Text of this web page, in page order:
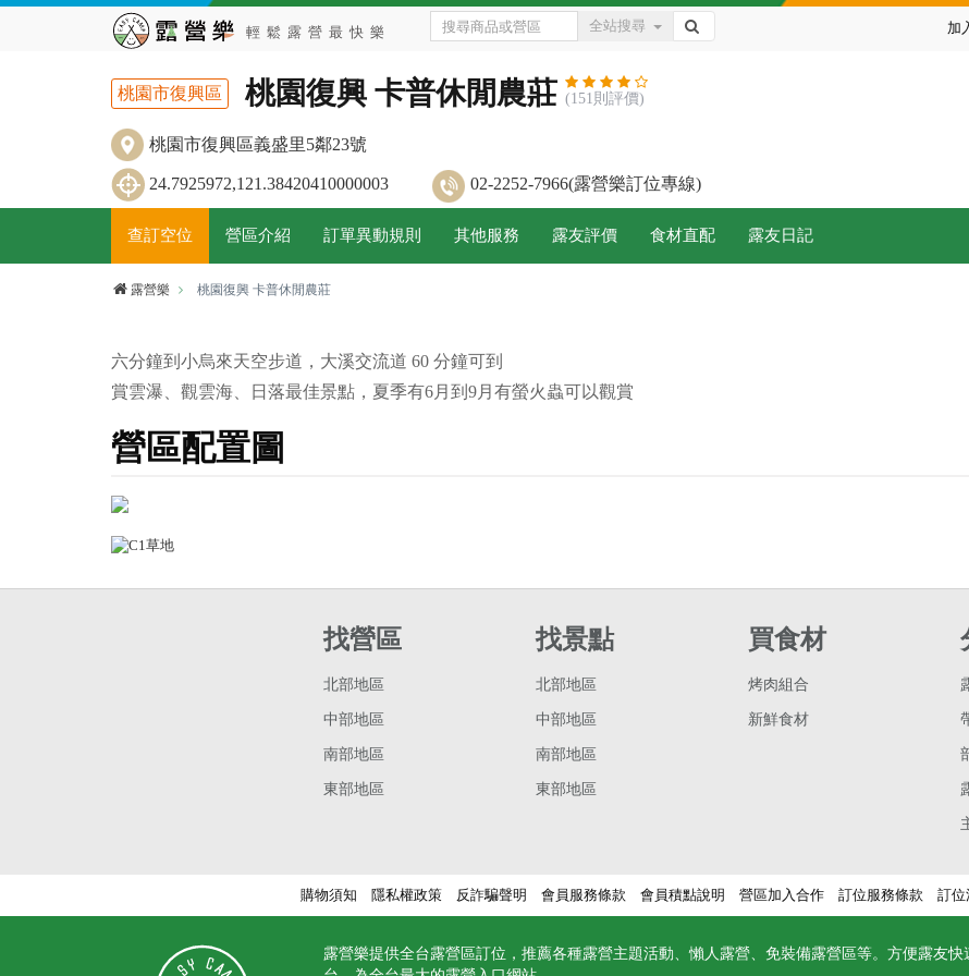
全站搜尋 加
桃園市復興區 桃園復興 卡普休閒農莊 (151則評價)
桃園市復興區義盛里5鄰23號
24.7925972,121.38420410000003 02-2252-7966(露營樂訂位專線)
查訂空位 營區介紹 訂單異動規則 其他服務 露友評價 食材直配 露友日記
露營樂 桃園復興 卡普休閒農莊
六分鐘到小烏來天空步道，大溪交流道 60 分鐘可到
賞雲瀑、觀雲海、日落最佳景點，夏季有6月到9月有螢火蟲可以觀賞
營區配置圖
找營區
北部地區
中部地區
南部地區
東部地區
找景點
北部地區
中部地區
南部地區
東部地區
買食材
烤肉組合
新鮮食材
購物須知 隱私權政策 反詐騙聲明 會員服務條款 會員積點說明 營區加入合作 訂位服務條款 訂位
露營樂提供全台露營區訂位，推薦各種露營主題活動、懶人露營、免裝備露營區等。方便露友